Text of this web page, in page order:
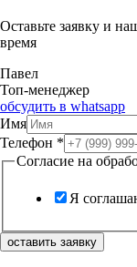
Оставьте заявку и
время
Павел
Топ-менеджер
обсудить в whatsapp
Имя
Телефон *
Согласие на
Я
оставить заявку